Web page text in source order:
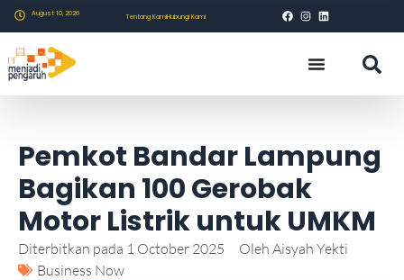
August 10, 2026 Tentang KamiHubungi Kami
Pemkot Bandar Lampung
Bagikan 100 Gerobak
Motor Listrik untuk UMKM
Diterbitkan pada 1 October 2025 Oleh Aisyah Yekti
Business Now